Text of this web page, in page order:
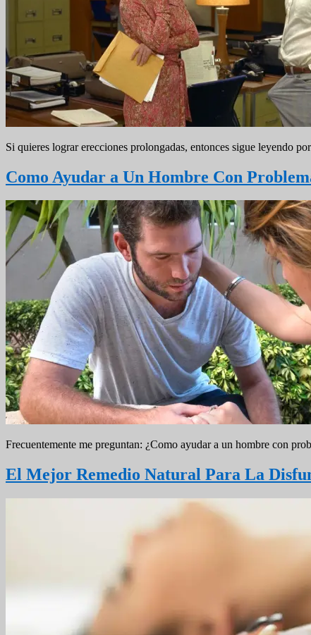
Si quieres lograr erecciones prolongadas, entonces sigue leyendo
Como Ayudar a Un Hombre Con
Frecuentemente me preguntan: ¿Como ayudar a un hombre con
El Mejor Remedio Natural Para La